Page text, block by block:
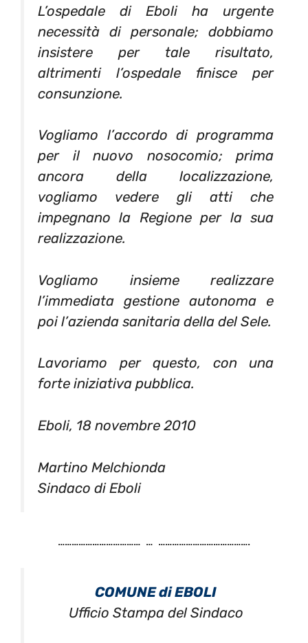
L’ospedale di Eboli ha urgente
necessità di personale; dobbiamo
insistere per tale risultato,
altrimenti l’ospedale finisce per
consunzione.
Vogliamo l’accordo di programma
per il nuovo nosocomio; prima
ancora della localizzazione,
vogliamo vedere gli atti che
impegnano la Regione per la sua
realizzazione.
Vogliamo insieme realizzare
l’immediata gestione autonoma e
poi l’azienda sanitaria della del Sele.
Lavoriamo per questo, con una
forte iniziativa pubblica.
Eboli, 18 novembre 2010
Martino Melchionda
Sindaco di Eboli
……………………………… … ………………………………….
COMUNE di EBOLI
Ufficio Stampa del Sindaco